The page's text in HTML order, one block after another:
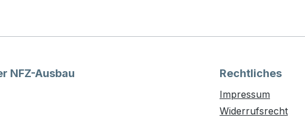
NFZ-Ausbau Rechtliches
Impressum
Widerrufsrecht